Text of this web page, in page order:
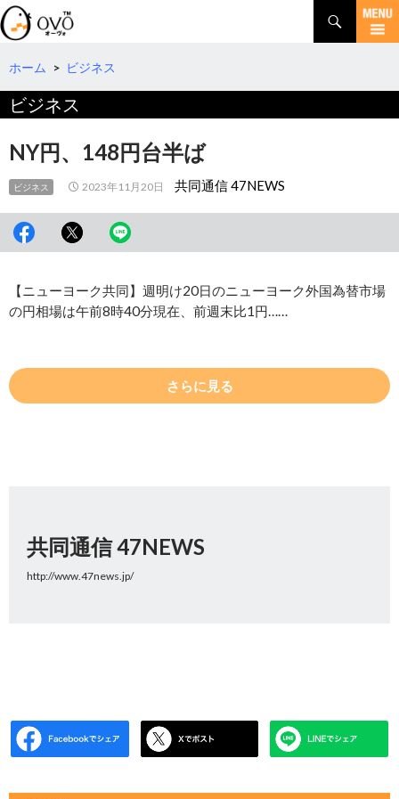
検
索
コ
テ
へ
移
動
ホーム > ビジネス
ビジネス
NY円、148円台半ば
ビジネス 2023年11月20日 共同通信 47NEWS
【ニューヨーク共同】週明け20日のニューヨーク外国為替市場
の円相場は午前8時40分現在、前週末比1円……
さらに見る
共同通信 47NEWS
http://www.47news.jp/